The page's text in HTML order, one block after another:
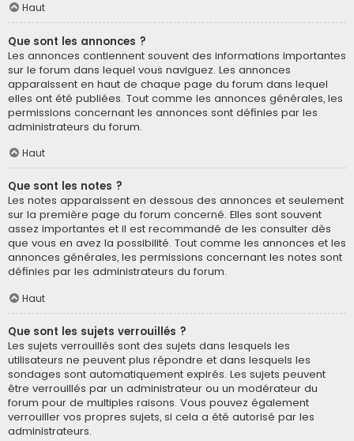
Haut
Que sont les annonces ?
Les annonces contiennent souvent des informations importantes
sur le forum dans lequel vous naviguez. Les annonces
apparaissent en haut de chaque page du forum dans lequel
elles ont été publiées. Tout comme les annonces générales, les
permissions concernant les annonces sont définies par les
administrateurs du forum.
Haut
Que sont les notes ?
Les notes apparaissent en dessous des annonces et seulement
sur la première page du forum concerné. Elles sont souvent
assez importantes et il est recommandé de les consulter dès
que vous en avez la possibilité. Tout comme les annonces et les
annonces générales, les permissions concernant les notes sont
définies par les administrateurs du forum.
Haut
Que sont les sujets verrouillés ?
Les sujets verrouillés sont des sujets dans lesquels les
utilisateurs ne peuvent plus répondre et dans lesquels les
sondages sont automatiquement expirés. Les sujets peuvent
être verrouillés par un administrateur ou un modérateur du
forum pour de multiples raisons. Vous pouvez également
verrouiller vos propres sujets, si cela a été autorisé par les
administrateurs.